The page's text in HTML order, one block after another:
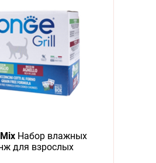
Набор влажных
для взрослых